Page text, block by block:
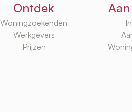
Ontdek
Woningzoekenden
Werkgevers
Prijzen